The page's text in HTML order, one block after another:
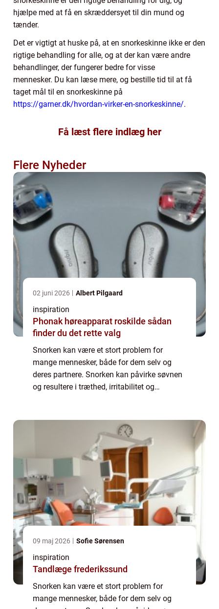
hjælpe med at få en skræddersyet til din mund og
tænder.
Det er vigtigt at huske på, at en snorkeskinne ikke er den
rigtige behandling for alle, og at der kan være andre
behandlinger, der fungerer bedre for visse
mennesker. Du kan læse mere, og bestille tid til at få
taget mål til en snorkeskinne på
https://garner.dk/hvordan-virker-en-snorkeskinne/.
Få læst flere indlæg her
Flere Nyheder
02 juni 2026 Albert Pilgaard
inspiration
Phonak høreapparat roskilde sådan
finder du det rette valg
Snorken kan være et stort problem for
mange mennesker, både for dem selv og
deres partnere. Snorken kan påvirke søvnen
og resultere i træthed, irritabilitet og
09 maj 2026 Sofie Sørensen
inspiration
Tandlæge frederikssund
Snorken kan være et stort problem for
mange mennesker, både for dem selv og